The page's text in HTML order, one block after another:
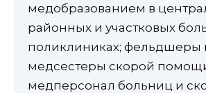
медобразованием в
районных и участковых
поликлиниках; фельдшеры
медсестеры скорой
медперсонал больниц и